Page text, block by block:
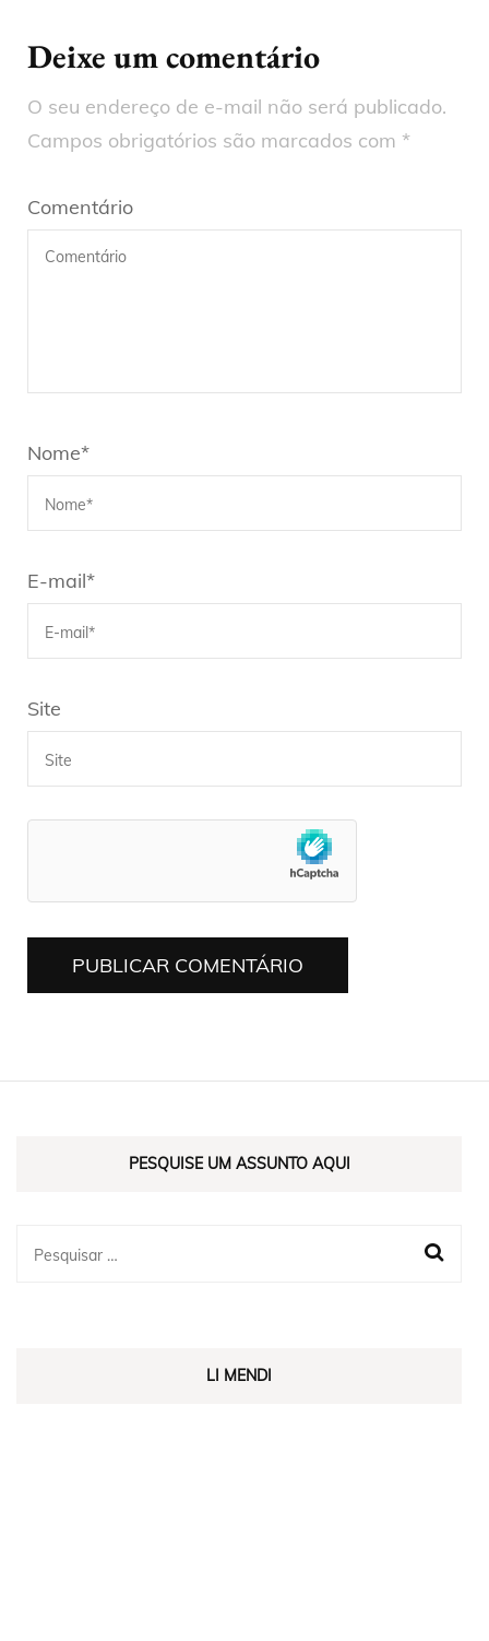
Deixe um comentário
O seu endereço de e-mail não será publicado.
Campos obrigatórios são marcados com *
Comentário
Nome*
E-mail*
Site
PESQUISE UM ASSUNTO AQUI
LI MENDI